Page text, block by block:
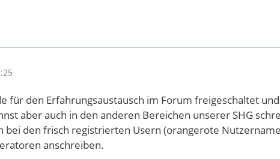
für den Erfahrungsaustausch im Forum freigeschaltet
aber auch in den anderen Bereichen unserer SHG
bei den frisch registrierten Usern (orangerote
anschreiben.